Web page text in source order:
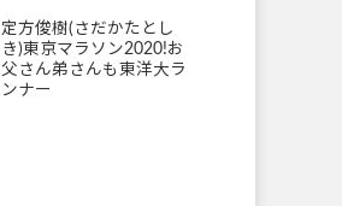
定方俊樹(さだかたとし
き)東京マラソン2020!お
父さん弟さんも東洋大ラ
ンナー